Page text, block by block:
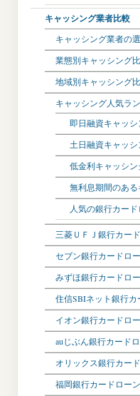
キャッシング業者比較
キャッシング業者の
業態別キャッシング
地域別キャッシング
キャッシング人気ラ
即日融資キャッシ
土日融資キャッシ
低金利キャッシン
無利息期間のあ
人気の銀行カー
三菱ＵＦＪ銀行カー
セブン銀行カードロ
みずほ銀行カードロ
住信SBIネット銀行カ
イオン銀行カードロ
auじぶん銀行カード
オリックス銀行カー
福岡銀行カードローン